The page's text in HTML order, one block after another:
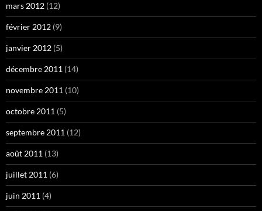
mars 2012 (12)
février 2012 (9)
janvier 2012 (5)
décembre 2011 (14)
novembre 2011 (10)
octobre 2011 (5)
septembre 2011 (12)
août 2011 (13)
juillet 2011 (6)
juin 2011 (4)